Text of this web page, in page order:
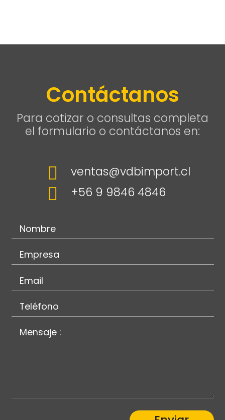
Contáctanos
Para cotizar o consultas completa
el formulario o contáctanos en:
 ventas@vdbimport.cl
 +56 9 9846 4846